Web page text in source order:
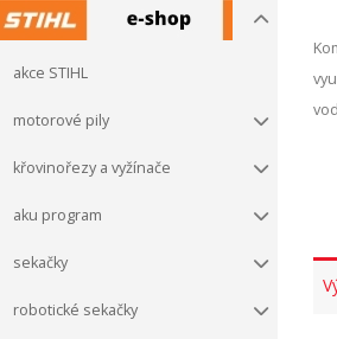
akce STIHL
motorové pily
křovinořezy a vyžínače
aku program
sekačky
robotické sekačky